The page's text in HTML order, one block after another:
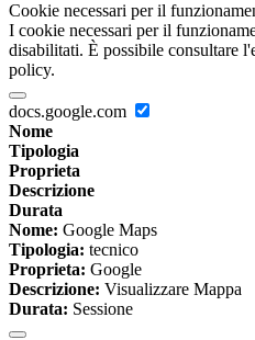
Cookie necessari per il
I cookie necessari per il
disabilitati. È possibile consultare
policy.
docs.google.com
Nome
Tipologia
Proprieta
Descrizione
Durata
Nome: Google Maps
Tipologia: tecnico
Proprieta: Google
Descrizione: Visualizzare Mappa
Durata: Sessione